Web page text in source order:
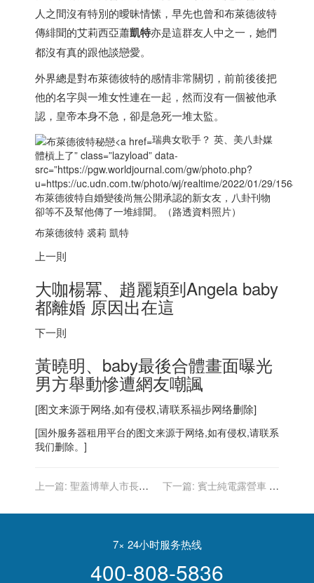
人之間沒有特別的曖昧情愫，早先也曾和布萊德彼特
傳緋聞的艾莉西亞蕭凱特亦是這群友人中之一，她們
都沒有真的跟他談戀愛。
外界總是對布萊德彼特的感情非常關切，前前後後把
他的名字與一堆女性連在一起，然而沒有一個被他承
認，皇帝本身不急，卻是急死一堆太監。
瑞典女歌手？ 英、美八卦媒
體槓上了” class=”lazyload” data-
src=”https://pgw.worldjournal.com/gw/photo.php?
u=https://uc.udn.com.tw/photo/wj/realtime/2022/01/29/
布萊德彼特自婚變後尚無公開承認的新女友，八卦刊物
卻等不及幫他傳了一堆緋聞。（路透資料照片）
布萊德彼特 裘莉 凱特
上一則
大咖楊冪、趙麗穎到Angela baby
都離婚 原因出在這
下一則
黃曉明、baby最後合體畫面曝光
男方舉動慘遭網友嘲諷
[图文来源于网络,如有侵权,请联系福步网络删除]
[国外服务器租用平台的图文来源于网络,如有侵权,请联系
我们删除。]
上一篇: 聖蓋博華人市長廖
下一篇: 賓士純電露營車 配
7× 24小时服务热线
400-808-5836